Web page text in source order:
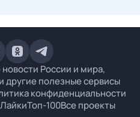
России и мира,
другие полезные сервисы
конфиденциальности
ЛайкиТоп-100Все проекты